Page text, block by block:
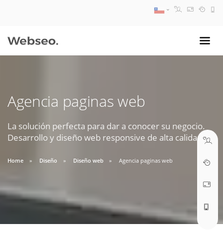
Agencia paginas web
La solución perfecta para dar a conocer su negocio.
Desarrollo y diseño web responsive de alta calidad.
Home Diseño Diseño web Agencia paginas web
09:30 AM A 18:30 PM
soporte@webseo.cl